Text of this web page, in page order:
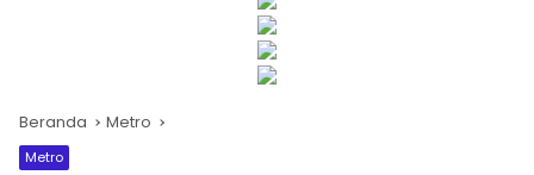
Beranda Metro
Metro